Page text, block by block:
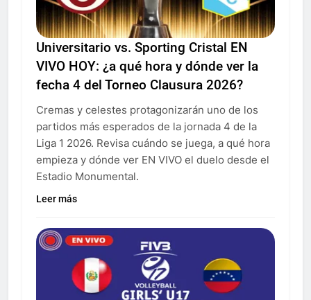
Universitario vs. Sporting Cristal EN
VIVO HOY: ¿a qué hora y dónde ver la
fecha 4 del Torneo Clausura 2026?
Cremas y celestes protagonizarán uno de los
partidos más esperados de la jornada 4 de la
Liga 1 2026. Revisa cuándo se juega, a qué hora
empieza y dónde ver EN VIVO el duelo desde el
Estadio Monumental.
Leer más